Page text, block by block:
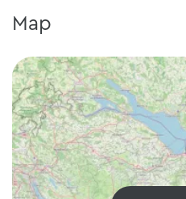
Map